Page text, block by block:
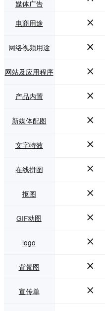
媒体广告
电商用途
网络视频用途
网站及应用程序
产品内置
新媒体配图
文字特效
在线拼图
抠图
GIF动图
logo
背景图
宣传单